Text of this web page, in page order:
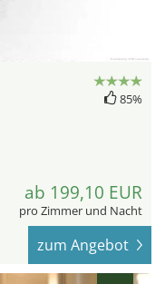
85%
ab 199,10 EUR
pro Zimmer und Nacht
zum Angebot